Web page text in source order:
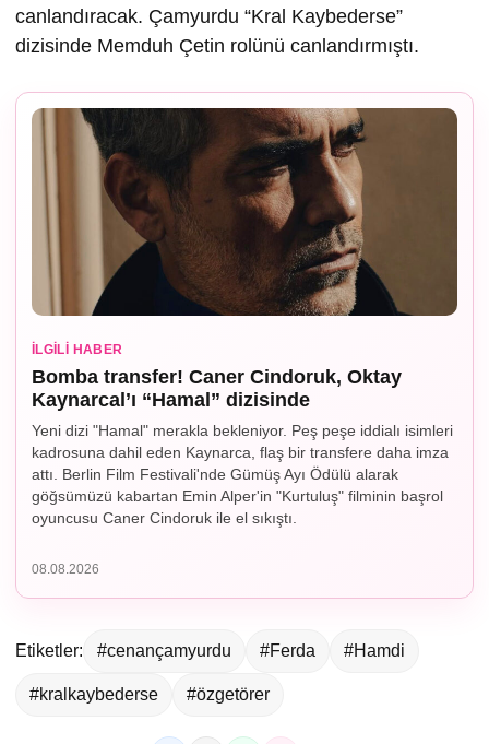
canlandıracak. Çamyurdu “Kral Kaybederse”
dizisinde Memduh Çetin rolünü canlandırmıştı.
İLGILI HABER
Bomba transfer! Caner Cindoruk, Oktay
Kaynarcal’ı “Hamal” dizisinde
Yeni dizi "Hamal" merakla bekleniyor. Peş peşe iddialı isimleri
kadrosuna dahil eden Kaynarca, flaş bir transfere daha imza
attı. Berlin Film Festivali'nde Gümüş Ayı Ödülü alarak
göğsümüzü kabartan Emin Alper'in "Kurtuluş" filminin başrol
oyuncusu Caner Cindoruk ile el sıkıştı.
08.08.2026
Etiketler: #cenançamyurdu #Ferda #Hamdi
#kralkaybederse #özgetörer